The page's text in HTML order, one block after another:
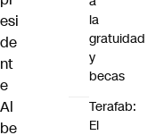
esi
de
nt
e
Al
be
la
gratuidad
y
becas
Terafab:
El